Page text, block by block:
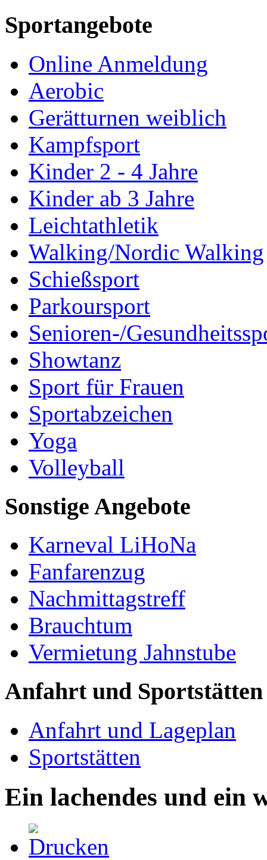
Sportangebote
Online Anmeldung
Aerobic
Gerätturnen weiblich
Kampfsport
Kinder 2 - 4 Jahre
Kinder ab 3 Jahre
Leichtathletik
Walking/Nordic Walking
Schießsport
Parkoursport
Senioren-/
Showtanz
Sport für Frauen
Sportabzeichen
Yoga
Volleyball
Sonstige Angebote
Karneval LiHoNa
Fanfarenzug
Nachmittagstreff
Brauchtum
Vermietung Jahnstube
Anfahrt und Sportstätten
Anfahrt und Lageplan
Sportstätten
Ein lachendes und ein